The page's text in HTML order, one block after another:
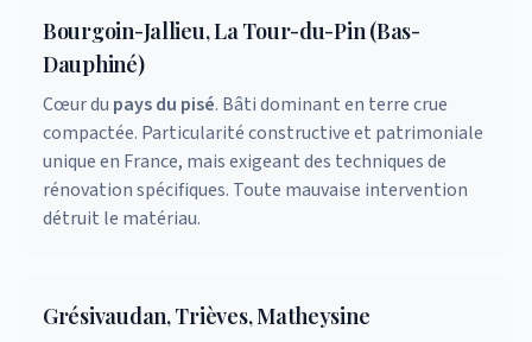
Bourgoin-Jallieu, La Tour-du-Pin (Bas-
Dauphiné)
Cœur du pays du pisé. Bâti dominant en terre crue
compactée. Particularité constructive et patrimoniale
unique en France, mais exigeant des techniques de
rénovation spécifiques. Toute mauvaise intervention
détruit le matériau.
Grésivaudan, Trièves, Matheysine